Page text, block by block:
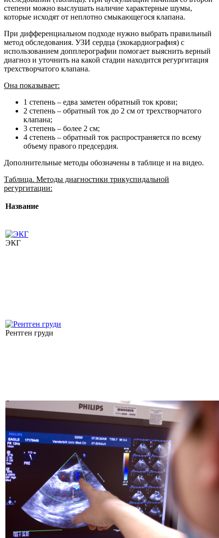
степени можно выслушать наличие характерные шумы,
которые исходят от неплотно смыкающегося клапана.
При дифференциальном подходе нужно выбрать правильный
метод обследования. УЗИ сердца (эхокардиография) с
использованием допплерографии помогает выяснить верный
диагноз и уточнить на какой стадии находится регургитация
трехстворчатого клапана.
Она показывает:
1 степень – едва заметен обратный ток крови;
2 степень – обратный ток до 2 см от трехстворчатого
клапана;
3 степень – более 2 см;
4 степень – обратный ток распространяется по всему
объему правого предсердия.
Дополнительные методы обозначены в таблице и на видео.
Таблица. Методы диагностики трикуспидальной
регургитации:
Название
ЭКГ
Рентген груди